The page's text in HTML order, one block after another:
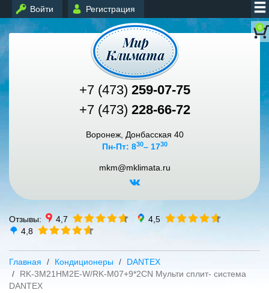
Войти Регистрация
0
+7 (473) 259-07-75
+7 (473) 228-66-72
Воронеж, Донбасская 40
Пн-Пт: 830– 1730
mkm@mklimata.ru
Отзывы: 4,7
4,5
4,8
Главная Кондиционеры
DANTEX
RK-3M21HM2E-W/RK-M07+9*2CN Мульти сплит- система
DANTEX